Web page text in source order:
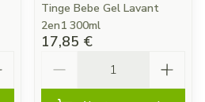
Tinge Bebe Gel Lavant
2en1 300ml
17,85 €